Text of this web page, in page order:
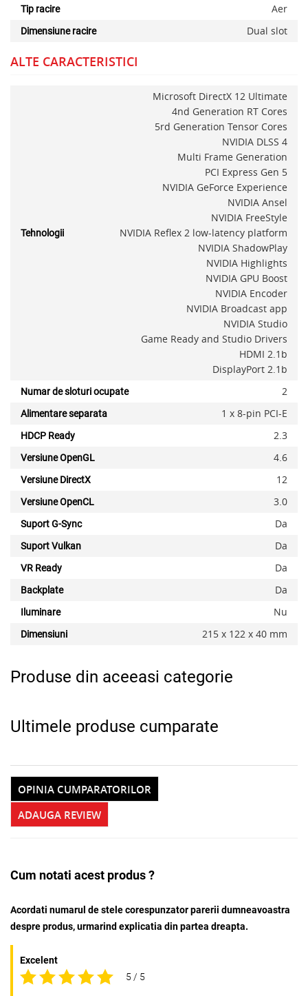
Tip racire Aer
Dimensiune racire Dual slot
ALTE CARACTERISTICI
Tehnologii
Microsoft DirectX 12 Ultimate
4nd Generation RT Cores
5rd Generation Tensor Cores
NVIDIA DLSS 4
Multi Frame Generation
PCI Express Gen 5
NVIDIA GeForce Experience
NVIDIA Ansel
NVIDIA FreeStyle
NVIDIA Reflex 2 low-latency platform
NVIDIA ShadowPlay
NVIDIA Highlights
NVIDIA GPU Boost
NVIDIA Encoder
NVIDIA Broadcast app
NVIDIA Studio
Game Ready and Studio Drivers
HDMI 2.1b
DisplayPort 2.1b
Numar de sloturi ocupate 2
Alimentare separata 1 x 8-pin PCI-E
HDCP Ready 2.3
Versiune OpenGL 4.6
Versiune DirectX 12
Versiune OpenCL 3.0
Suport G-Sync Da
Suport Vulkan Da
VR Ready Da
Backplate Da
Iluminare Nu
Dimensiuni 215 x 122 x 40 mm
Produse din aceeasi categorie
Ultimele produse cumparate
ADAUGA REVIEW
OPINIA CUMPARATORILOR
Cum notati acest produs ?
Acordati numarul de stele corespunzator parerii dumneavoastra
despre produs, urmarind explicatia din partea dreapta.
Excelent
5 / 5